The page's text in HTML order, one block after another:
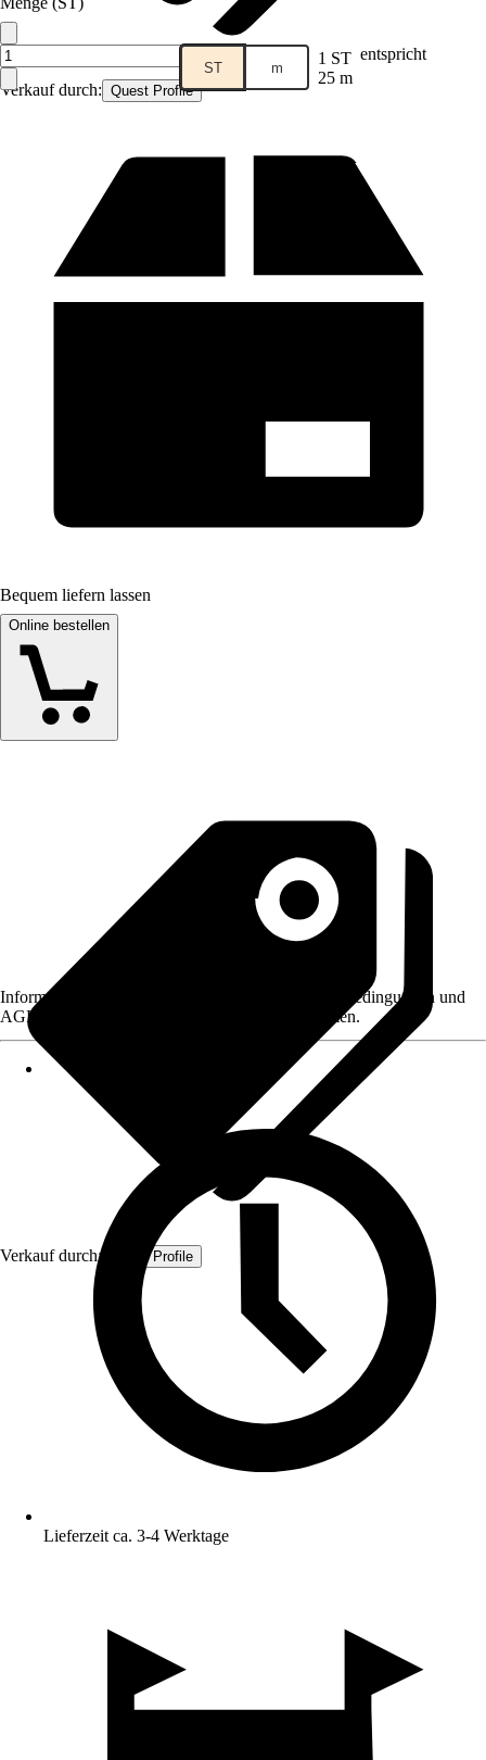
Verkauf durch: Quest Profile
ST m 1 ST entspricht
25 m
Bequem liefern lassen
Online bestellen
Verkauf durch: Quest Profile
Informationen des Verkäufers, wie z. B. Rückgabebedingungen und
AGB, finden Sie bei Klick auf den Verkäufernamen.
Lieferzeit ca. 3-4 Werktage